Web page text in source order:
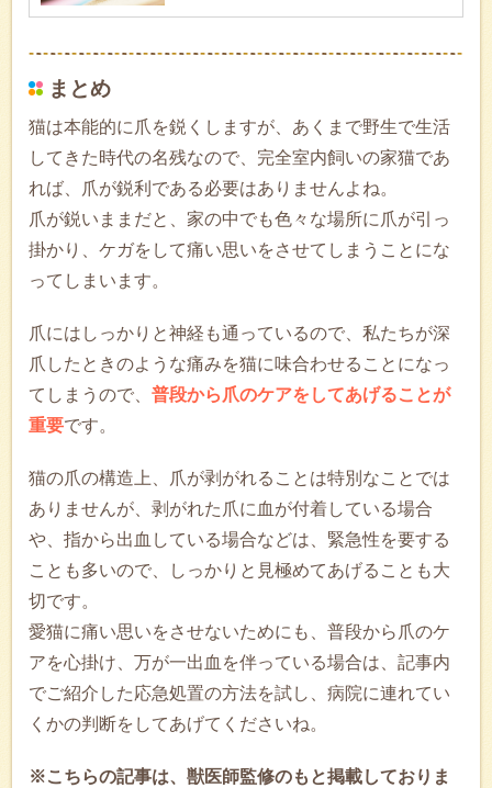
まとめ
猫は本能的に爪を鋭くしますが、あくまで野生で生活
してきた時代の名残なので、完全室内飼いの家猫であ
れば、爪が鋭利である必要はありませんよね。
爪が鋭いままだと、家の中でも色々な場所に爪が引っ
掛かり、ケガをして痛い思いをさせてしまうことにな
ってしまいます。
爪にはしっかりと神経も通っているので、私たちが深
爪したときのような痛みを猫に味合わせることになっ
てしまうので、 普段から爪のケアをしてあげることが
重要です。
猫の爪の構造上、爪が剥がれることは特別なことでは
ありませんが、剥がれた爪に血が付着している場合
や、指から出血している場合などは、緊急性を要する
ことも多いので、しっかりと見極めてあげることも大
切です。
愛猫に痛い思いをさせないためにも、普段から爪のケ
アを心掛け、万が一出血を伴っている場合は、記事内
でご紹介した応急処置の方法を試し、病院に連れてい
くかの判断をしてあげてくださいね。
※こちらの記事は、獣医師監修のもと掲載しておりま